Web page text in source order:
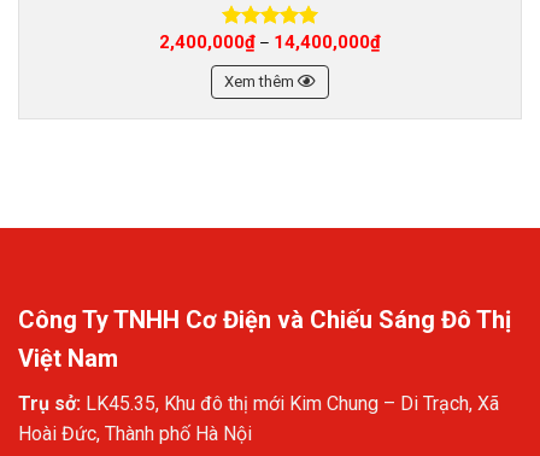
Được xếp
hạng5.00
5 sao
2,400,000₫ – 14,400,000₫
Xem thêm
Công Ty TNHH Cơ Điện và Chiếu Sáng Đô Thị
Việt Nam
Trụ sở: LK45.35, Khu đô thị mới Kim Chung – Di Trạch, Xã
Hoài Đức, Thành phố Hà Nội